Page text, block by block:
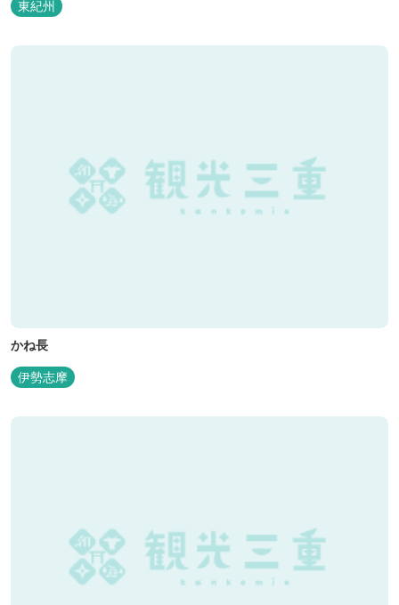
で、釣り、磯遊び、シーカヤックなど、様々な遊びが楽しめます。
東紀州
かね長
伊勢志摩